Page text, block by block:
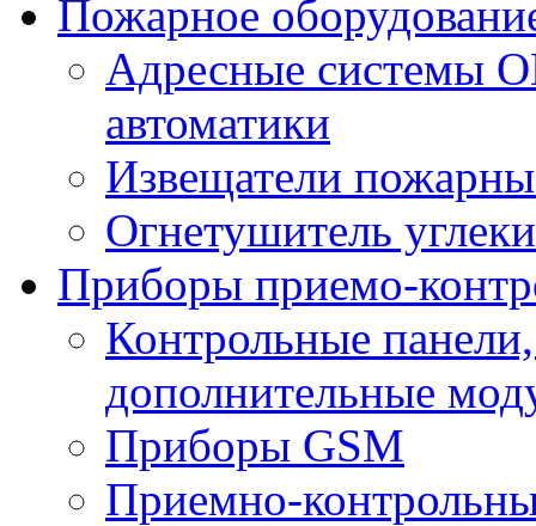
Пожарное
Адресные системы
автоматики
Извещатели
Огнетушитель
Приборы приемо-
Контрольные
дополнительные
Приборы GSM
Приемно-